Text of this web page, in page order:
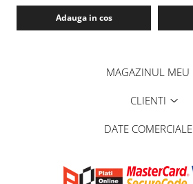
Adauga in cos
MAGAZINUL MEU
CLIENTI
DATE COMERCIALE